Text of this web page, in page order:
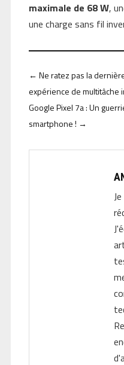
maximale de 68 W,
une charge sans fil
← Ne ratez pas la
expérience de multitâche
Google Pixel 7a : Un
smartphone ! →